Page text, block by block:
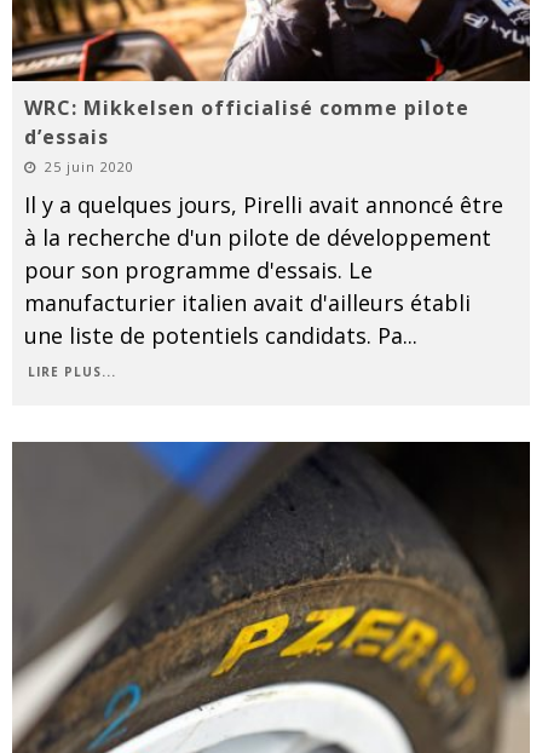
WRC: Mikkelsen officialisé comme pilote
d’essais
25 juin 2020
Il y a quelques jours, Pirelli avait annoncé être
à la recherche d'un pilote de développement
pour son programme d'essais. Le
manufacturier italien avait d'ailleurs établi
une liste de potentiels candidats. Pa...
LIRE PLUS...